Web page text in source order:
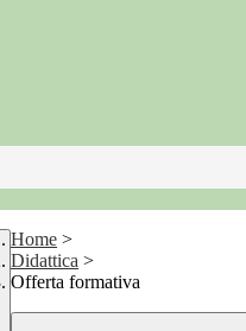
Home >
Didattica >
Offerta formativa